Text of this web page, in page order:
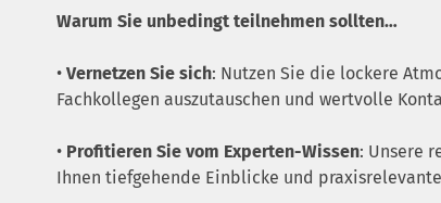
Warum Sie unbedingt teilnehmen sollten…
• Vernetzen Sie sich: Nutzen Sie die lockere
Fachkollegen auszutauschen und wertvolle
• Profitieren Sie vom Experten-Wissen: Unsere
Ihnen tiefgehende Einblicke und